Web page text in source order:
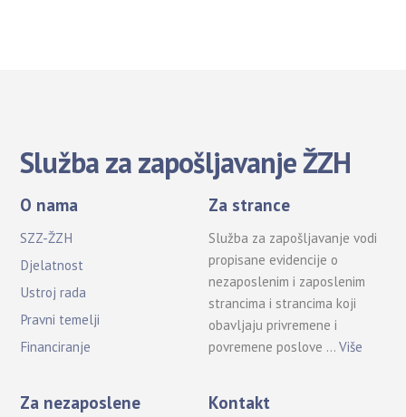
Služba za zapošljavanje ŽZH
O nama
SZZ-ŽZH
Djelatnost
Ustroj rada
Pravni temelji
Financiranje
Za strance
Služba za zapošljavanje vodi
propisane evidencije o
nezaposlenim i zaposlenim
strancima i strancima koji
obavljaju privremene i
povremene poslove …Više
Za nezaposlene Kontakt